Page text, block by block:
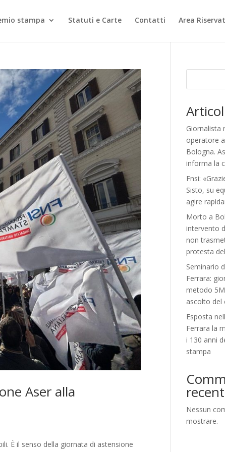
stampa Statuti e Carte Contatti Area
Aser alla
È il senso della giornata di astensione
Giornalista
operatore
Bologna.
informa la
Fnsi:
Sisto, su
agire
Morto a
intervento
non
protesta
Seminario
Ferrara:
metodo
ascolto del
Esposta
Ferrara la
i 130 anni
stampa
Nessun
mostrare.